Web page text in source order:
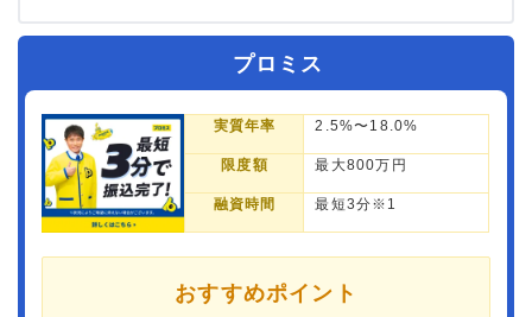
プロミス
実質年率 2.5%〜18.0%
限度額 最大800万円
融資時間 最短3分※1
おすすめポイント